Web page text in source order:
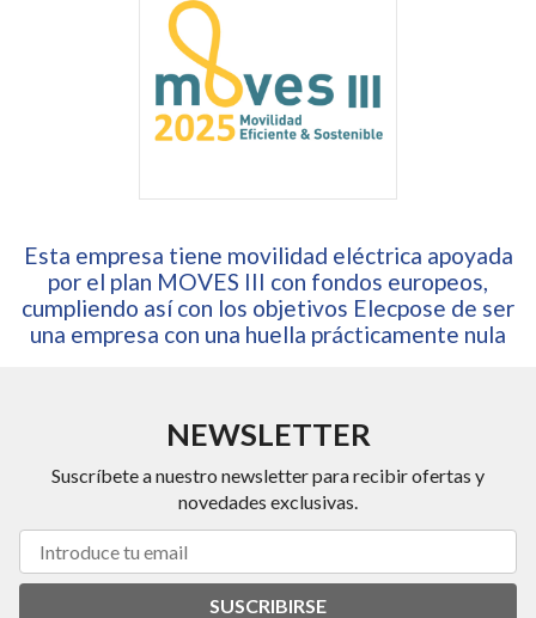
Esta empresa tiene movilidad eléctrica apoyada
por el plan MOVES III con fondos europeos,
cumpliendo así con los objetivos Elecpose de ser
una empresa con una huella prácticamente nula
NEWSLETTER
Suscríbete a nuestro newsletter para recibir ofertas y
novedades exclusivas.
SUSCRIBIRSE